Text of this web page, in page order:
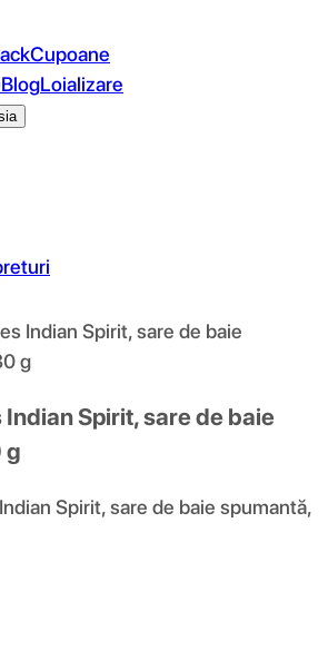
Cupoane
BlogLoializare
Indian Spirit, sare de baie
g
Indian Spirit, sare de baie
g